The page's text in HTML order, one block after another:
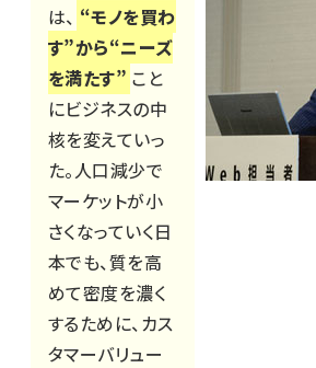
は、 “モノを買わ
す”から“ニーズ
を満たす” こと
にビジネスの中
核を変えていっ
た。人口減少で
マーケットが小
さくなっていく日
本でも、質を高
めて密度を濃く
するために、カス
タマーバリュー